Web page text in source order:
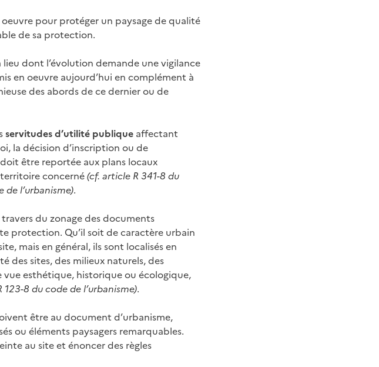
pour protéger un paysage de qualité
de sa protection.
lieu dont l’évolution demande une vigilance
en oeuvre aujourd’hui en complément à
des abords de ce dernier ou de
servitudes d’utilité publique affectant
la décision d’inscription ou de
être reportée aux plans locaux
concerné(cf. article R 341-8 du
de l’urbanisme).
du zonage des documents
protection. Qu’il soit de caractère urbain
mais en général, ils sont localisés en
des sites, des milieux naturels, des
esthétique, historique ou écologique,
123-8 du code de l’urbanisme).
être au document d’urbanisme,
ou éléments paysagers remarquables.
au site et énoncer des règles